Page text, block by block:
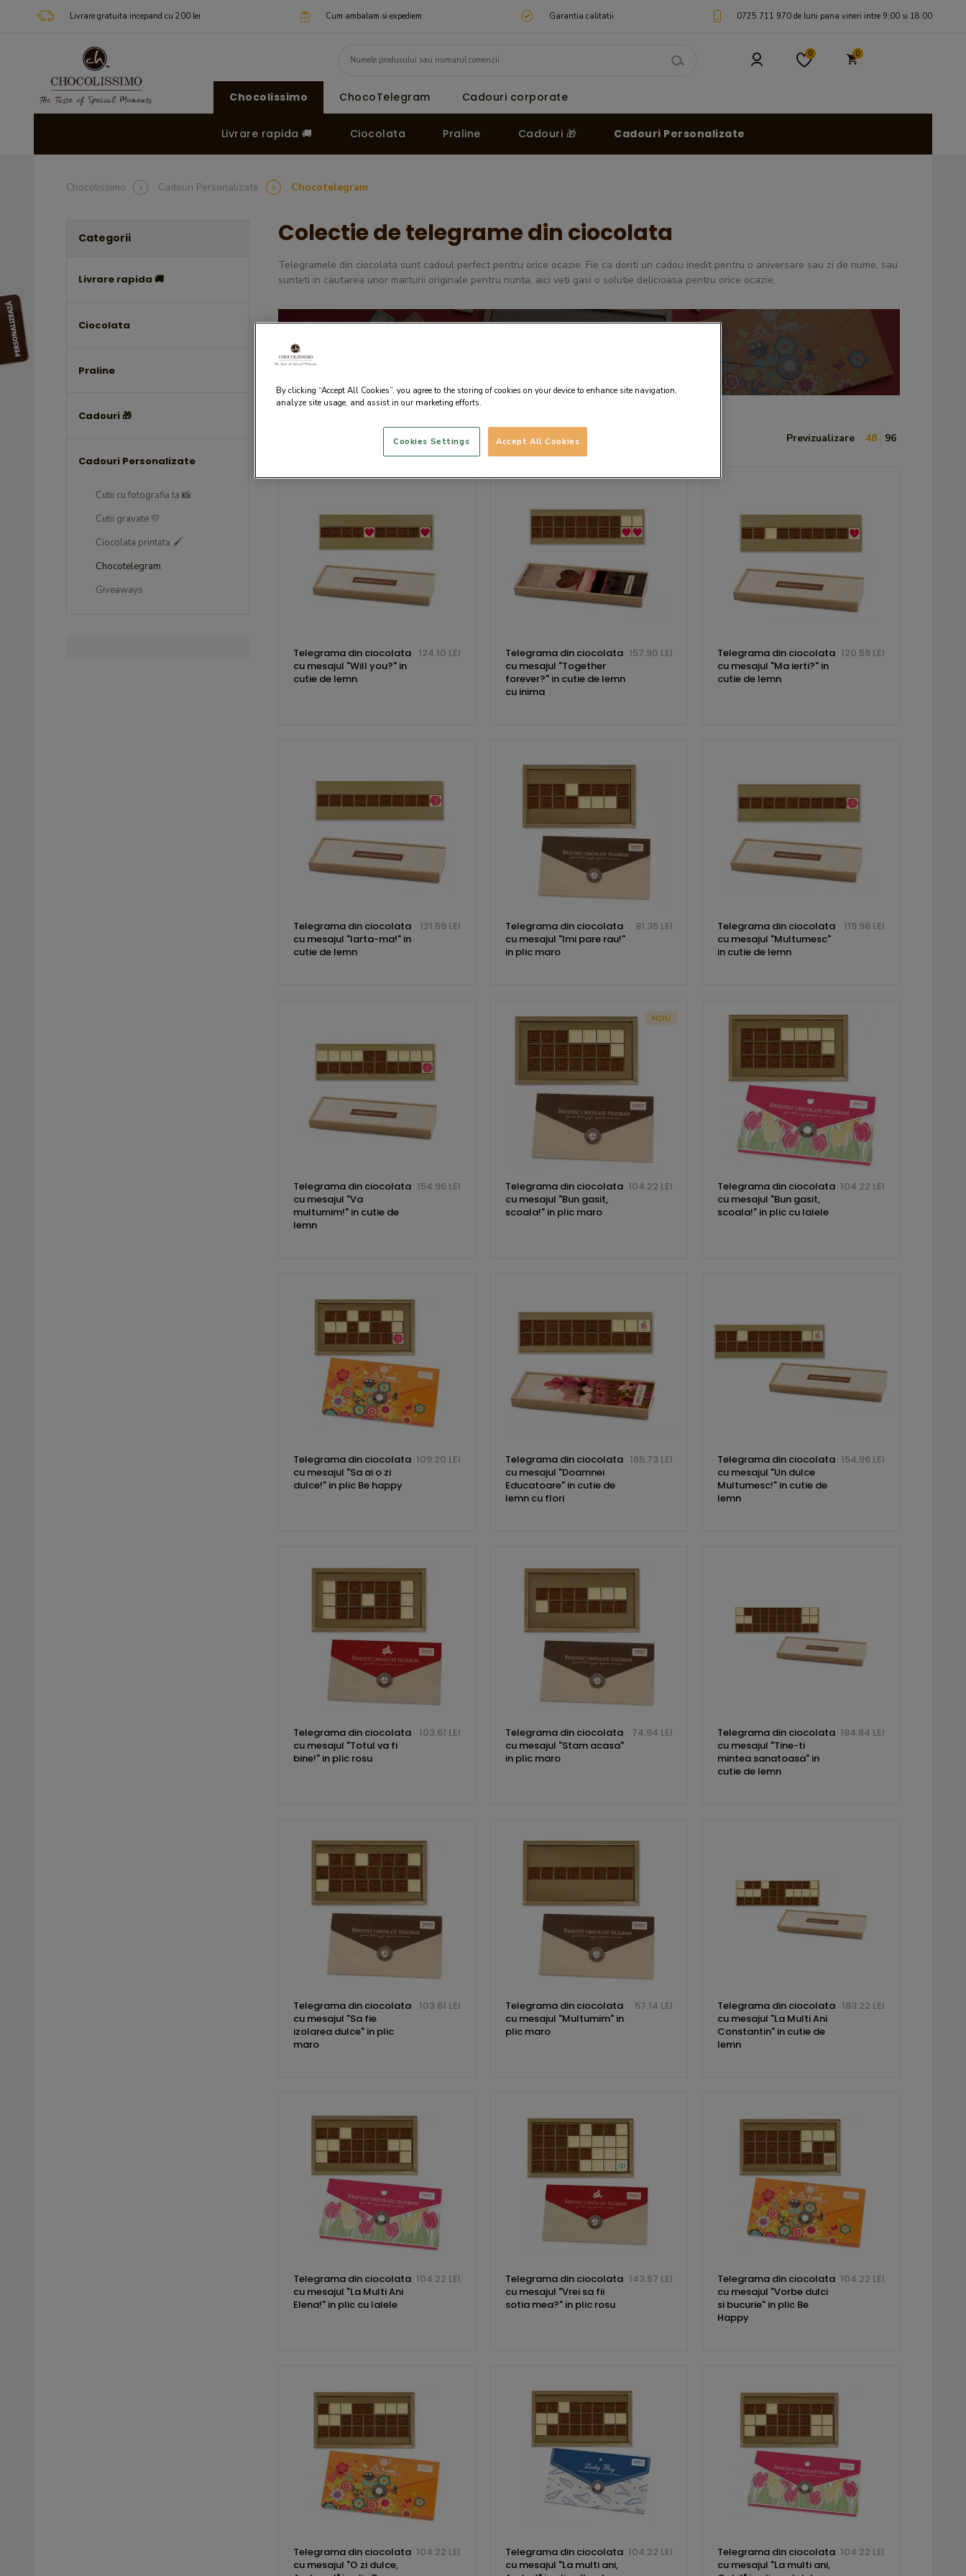
Livrare gratuita incepand cu 200 lei Cum ambalam si expediem Garantia calitatii 0725 711 970 de luni pana vineri intre 9:00 si 18:00
0 0
Chocolissimo ChocoTelegram Cadouri corporate
Livrare rapida 🚚 Ciocolata Praline Cadouri 🎁 Cadouri Personalizate
Chocolissimo Cadouri Personalizate Chocotelegram
Categorii
Livrare rapida 🚚
Ciocolata
Praline
Cadouri 🎁
Cadouri Personalizate
Cutii cu fotografia ta 📸
Cutii gravate 💛
Ciocolata printata 🖌️
Chocotelegram
Giveaways
Colectie de telegrame din ciocolata
Telegramele din ciocolata sunt cadoul perfect pentru orice ocazie. Fie ca doriti un cadou inedit pentru o aniversare sau zi de nume, sau
sunteti in cautarea unor marturii originale pentru nunta, aici veti gasi o solutie delicioasa pentru orice ocazie.
Chocotelegram
Previzualizare 48 96
Telegrama din ciocolata
cu mesajul "Will you?" in
cutie de lemn
124.10 LEI
Telegrama din ciocolata
cu mesajul "Together
forever?" in cutie de lemn
cu inima
157.90 LEI
Telegrama din ciocolata
cu mesajul "Ma ierti?" in
cutie de lemn
120.59 LEI
Telegrama din ciocolata
cu mesajul "Iarta-ma!" in
cutie de lemn
121.59 LEI
Telegrama din ciocolata
cu mesajul "Imi pare rau!"
in plic maro
81.35 LEI
Telegrama din ciocolata
cu mesajul "Multumesc"
in cutie de lemn
119.98 LEI
Telegrama din ciocolata
cu mesajul "Va
multumim!" in cutie de
lemn
154.96 LEI
NOU
Telegrama din ciocolata
cu mesajul "Bun gasit,
scoala!" in plic maro
104.22 LEI
Telegrama din ciocolata
cu mesajul "Bun gasit,
scoala!" in plic cu lalele
104.22 LEI
Telegrama din ciocolata
cu mesajul "Sa ai o zi
dulce!" in plic Be happy
109.20 LEI
Telegrama din ciocolata
cu mesajul "Doamnei
Educatoare" in cutie de
lemn cu flori
165.73 LEI
Telegrama din ciocolata
cu mesajul "Un dulce
Multumesc!" in cutie de
lemn
154.96 LEI
Telegrama din ciocolata
cu mesajul "Totul va fi
bine!" in plic rosu
103.61 LEI
Telegrama din ciocolata
cu mesajul "Stam acasa"
in plic maro
74.94 LEI
Telegrama din ciocolata
cu mesajul "Tine-ti
mintea sanatoasa" in
cutie de lemn
184.84 LEI
Telegrama din ciocolata
cu mesajul "Sa fie
izolarea dulce" in plic
maro
103.61 LEI
Telegrama din ciocolata
cu mesajul "Multumim" in
plic maro
57.14 LEI
Telegrama din ciocolata
cu mesajul "La Multi Ani
Constantin" in cutie de
lemn
183.22 LEI
Telegrama din ciocolata
cu mesajul "La Multi Ani
Elena!" in plic cu lalele
104.22 LEI
Telegrama din ciocolata
cu mesajul "Vrei sa fii
sotia mea?" in plic rosu
143.57 LEI
Telegrama din ciocolata
cu mesajul "Vorbe dulci
si bucurie" in plic Be
Happy
104.22 LEI
Telegrama din ciocolata
cu mesajul "O zi dulce,
104.22 LEI
Telegrama din ciocolata
cu mesajul "La multi ani,
104.22 LEI
Telegrama din ciocolata
cu mesajul "La multi ani,
104.22 LEI
By clicking “Accept All Cookies”, you agree to the storing of cookies on your device to enhance site navigation,
analyze site usage, and assist in our marketing efforts.
Accept All Cookies
Cookies Settings